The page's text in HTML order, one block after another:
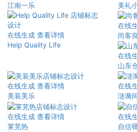
江南一乐
美礼
在线生成 查看详情
Help Quality Life
在线
尚客
在线
山东
在线生成 查看详情
美装美乐
在线
涟漪
在线生成 查看详情
莱芜热
在线
自信